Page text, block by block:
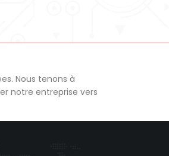
Nous tenons à
notre entreprise vers